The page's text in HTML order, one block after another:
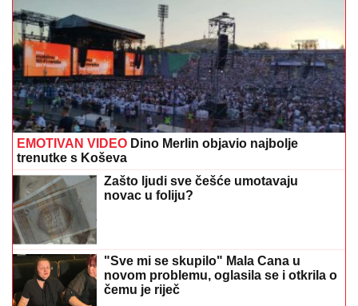
EMOTIVAN VIDEO Dino Merlin objavio najbolje
trenutke s Koševa
Zašto ljudi sve češće umotavaju
novac u foliju?
"Sve mi se skupilo" Mala Cana u
novom problemu, oglasila se i otkrila o
čemu je riječ